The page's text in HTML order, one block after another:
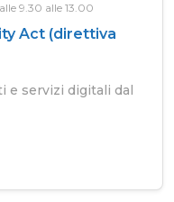
9.30 alle 13.00
Act (direttiva
servizi digitali dal